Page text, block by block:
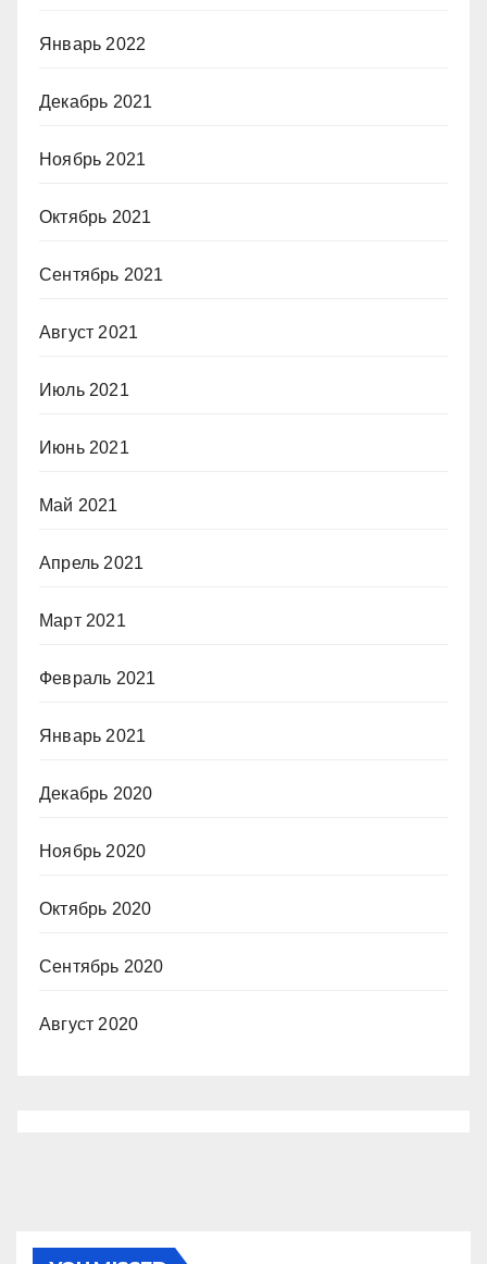
Январь 2022
Декабрь 2021
Ноябрь 2021
Октябрь 2021
Сентябрь 2021
Август 2021
Июль 2021
Июнь 2021
Май 2021
Апрель 2021
Март 2021
Февраль 2021
Январь 2021
Декабрь 2020
Ноябрь 2020
Октябрь 2020
Сентябрь 2020
Август 2020